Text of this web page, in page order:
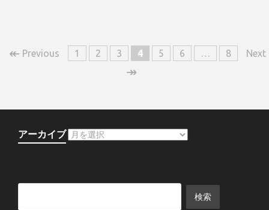
↞ Previous 1 2 3 4 5 6 8 Next
↠
アーカイブ